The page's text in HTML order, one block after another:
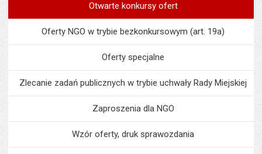
MenuOrganizacje pozarządowe
Otwarte konkursy ofert
Oferty NGO w trybie bezkonkursowym (art. 19a)
Oferty specjalne
Zlecanie zadań publicznych w trybie uchwały Rady Miejskiej
Zaproszenia dla NGO
Wzór oferty, druk sprawozdania